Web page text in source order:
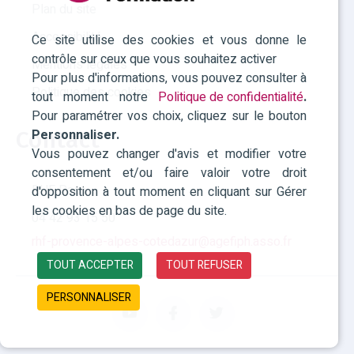
Ce site utilise des cookies et vous donne le
contrôle sur ceux que vous souhaitez activer
Pour plus d'informations, vous pouvez consulter à
tout moment notre Politique de confidentialité.
Pour paramétrer vos choix, cliquez sur le bouton
Personnaliser.
Vous pouvez changer d'avis et modifier votre
consentement et/ou faire valoir votre droit
d'opposition à tout moment en cliquant sur Gérer
les cookies en bas de page du site.
TOUT ACCEPTER
TOUT REFUSER
PERSONNALISER
Plan du site
Accessibilité
Mentions légales
Politique des cookies
Contact
RHF Paca
04 42 93 15 50